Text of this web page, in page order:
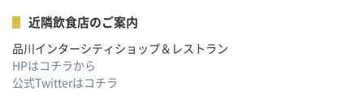
近隣飲食店のご案内
品川インターシティショップ＆レストラン
HPはコチラから
公式Twitterはコチラ